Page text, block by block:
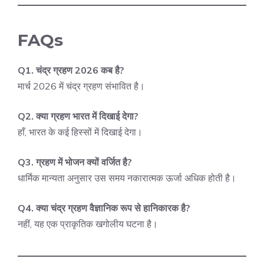
FAQs
Q1. चंद्र ग्रहण 2026 कब है?
मार्च 2026 में चंद्र ग्रहण संभावित है।
Q2. क्या ग्रहण भारत में दिखाई देगा?
हाँ, भारत के कई हिस्सों में दिखाई देगा।
Q3. ग्रहण में भोजन क्यों वर्जित है?
धार्मिक मान्यता अनुसार उस समय नकारात्मक ऊर्जा अधिक होती है।
Q4. क्या चंद्र ग्रहण वैज्ञानिक रूप से हानिकारक है?
नहीं, यह एक प्राकृतिक खगोलीय घटना है।